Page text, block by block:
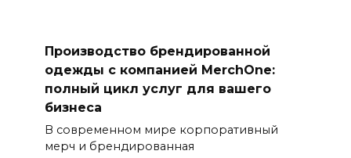
Производство брендированной
одежды с компанией MerchOne:
полный цикл услуг для вашего
бизнеса
В современном мире корпоративный
мерч и брендированная